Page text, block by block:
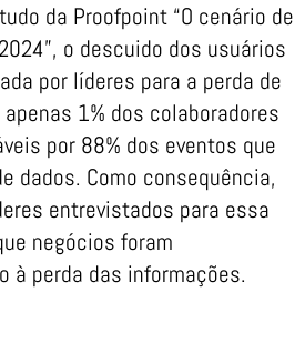
da Proofpoint “O cenário de
o descuido dos usuários
por líderes para a perda de
1% dos colaboradores
por 88% dos eventos que
dados. Como consequência,
entrevistados para essa
negócios foram
à perda das informações.